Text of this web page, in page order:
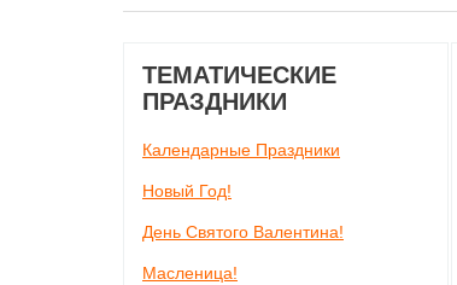
ТЕМАТИЧЕСКИЕ
ПРАЗДНИКИ
Календарные Праздники
Новый Год!
День Святого Валентина!
Масленица!